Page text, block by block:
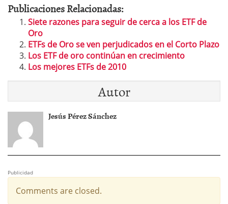
Publicaciones Relacionadas:
Siete razones para seguir de cerca a los ETF de
Oro
ETFs de Oro se ven perjudicados en el Corto Plazo
Los ETF de oro continúan en crecimiento
Los mejores ETFs de 2010
Autor
Jesús Pérez Sánchez
Publicidad
Comments are closed.